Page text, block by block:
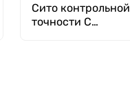
Сито контрольной
точности С